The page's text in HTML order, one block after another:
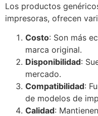
Los productos
impresoras, ofrecen
Costo: Son más
marca original.
Disponibilidad:
mercado.
Compatibilidad:
de modelos de
Calidad: